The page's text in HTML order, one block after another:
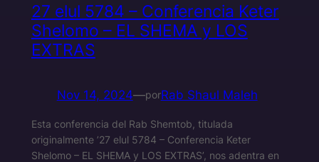
27 elul 5784 – Conferencia Keter
Shelomo – EL SHEMA y LOS
EXTRAS
Nov 14, 2024—porRab Shaul Maleh
Esta conferencia del Rab Shemtob, titulada
originalmente ’27 elul 5784 – Conferencia Keter
Shelomo – EL SHEMA y LOS EXTRAS’, nos adentra en